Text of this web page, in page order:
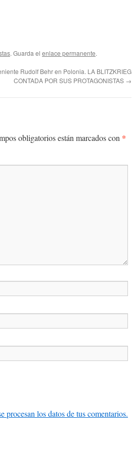
. Guarda el enlace permanente.
Rudolf Behr en Polonia. LA BLITZKRIEG
CONTADA POR SUS PROTAGONISTAS →
obligatorios están marcados con *
procesan los datos de tus comentarios.